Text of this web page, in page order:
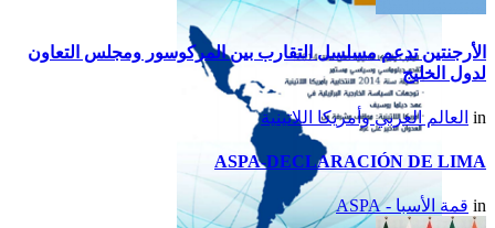
الأرجنتين تدعم مسلسل التقارب بين المركوسور ومجلس التعاون
لدول الخليج
in العالم العربي وأمريكا اللاتينية
ASPA-DECLARACIÓN DE LIMA
in قمة الأسبا - ASPA